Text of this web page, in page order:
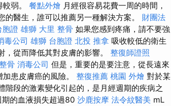
弱。 餐點外燴 月經很容易花費一周的時間，
醫生，誰可以推薦另一種解決方案。 財團法
胞證 雄獅 大里 整骨 如果您感到疼痛，請不要強
毒公司 雄獅 台胞證 北投 推拿 吸收較低的衛生
從而降低其對皮膚的影響。 整復師證照
骨 消毒公司 但是，重要的是要注意，從長遠來
患皮膚癌的風險。 整復推薦 桃園 外燴 對於某
段的激素變化引起的，是月經週期的疾病之
期的血液損失超過80 沙鹿按摩 法令紋醫美 mL